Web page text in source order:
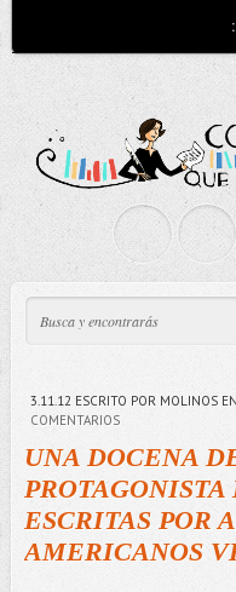
3.11.12 ESCRITO POR MOLINOS
COMENTARIOS
UNA DOCENA
ESCRITAS POR
AMERICANOS